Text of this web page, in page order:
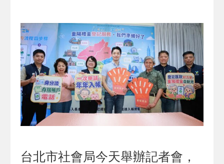
台北市社會局今天舉辦記者會，